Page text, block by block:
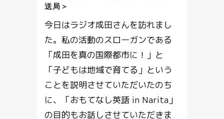
送局＞
今日はラジオ成田さんを訪れまし
た。私の活動のスローガンである
「成田を真の国際都市に！」と
「子どもは地域で育てる」という
ことを説明させていただいたのち
に、「おもてなし英語 in Narita」
の目的もお話しさせていただきま